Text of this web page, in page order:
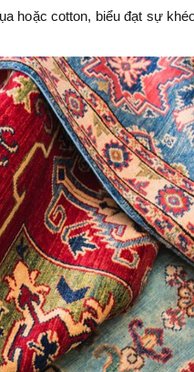
hoặc cotton, biểu đạt sự